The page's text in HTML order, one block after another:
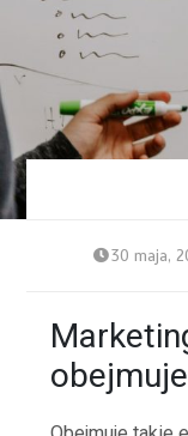
30 maja,